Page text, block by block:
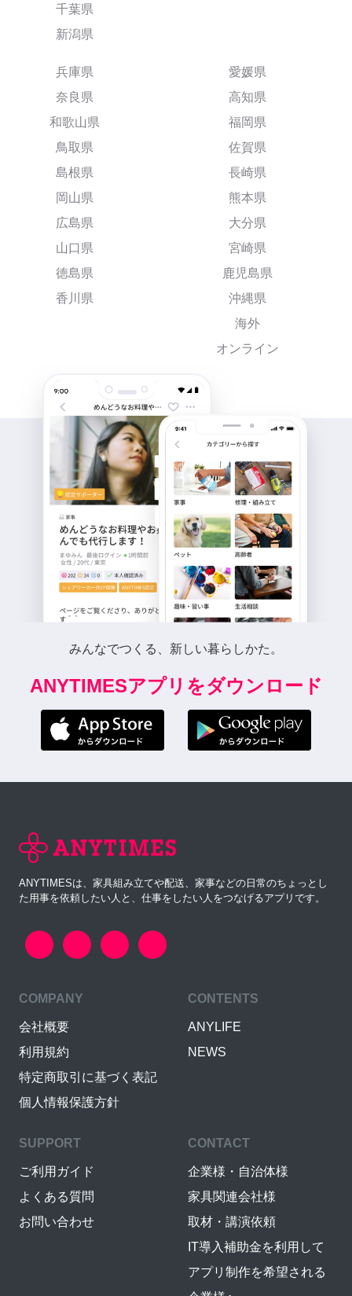
千葉県
新潟県
兵庫県
奈良県
和歌山県
鳥取県
島根県
岡山県
広島県
山口県
徳島県
香川県
愛媛県
高知県
福岡県
佐賀県
長崎県
熊本県
大分県
宮崎県
鹿児島県
沖縄県
海外
オンライン
みんなでつくる、新しい暮らしかた。
ANYTIMESアプリをダウンロード
ANYTIMESは、家具組み立てや配送、家事などの日常のちょっとし
た用事を依頼したい人と、仕事をしたい人をつなげるアプリです。
COMPANY
会社概要
利用規約
特定商取引に基づく表記
個人情報保護方針
CONTENTS
ANYLIFE
NEWS
SUPPORT
ご利用ガイド
よくある質問
お問い合わせ
CONTACT
企業様・自治体様
家具関連会社様
取材・講演依頼
IT導入補助金を利用して
アプリ制作を希望される